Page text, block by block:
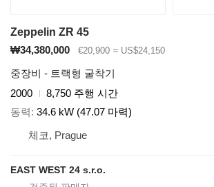
Zeppelin ZR 45
₩34,380,000
€20,900 ≈ US$24,150
중장비 - 트랙형 굴착기
2000
8,750 주행 시간
동력 34.6 kW (47.07 마력)
체코, Prague
EAST WEST 24 s.r.o.